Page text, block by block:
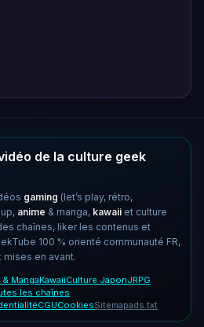
de la culture geek
gaming (let’s play, rétro,
anime & manga, kawaii et culture
chaînes, liker les contenus et
100 % orienté communauté FR,
en avant.
MangaKawaiiCulture JaponJRPG
les chaînes
CGUCookiesSitemapads.txt